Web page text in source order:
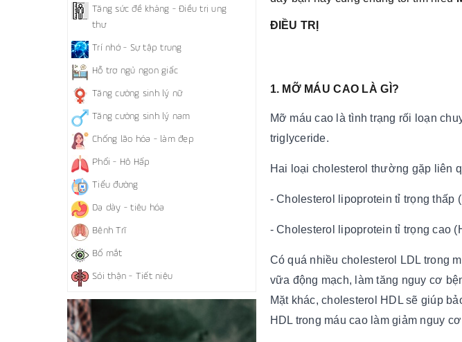
ĐIỀU TRỊ
1. MỠ MÁU CAO LÀ GÌ?
Mỡ máu cao là tình trạng rối loạn
triglyceride.
Hai loại cholesterol thường gặp liên
- Cholesterol lipoprotein tỉ trọng thấp
- Cholesterol lipoprotein tỉ trọng cao
Có quá nhiều cholesterol LDL trong
vữa động mạch, làm tăng nguy cơ
Mặt khác, cholesterol HDL sẽ giúp
HDL trong máu cao làm giảm nguy
Tăng sức đề kháng - Điều trị ung
thư
Trí nhớ - Sự tập trung
Hỗ trợ ngủ ngon giấc
Tăng cường sinh lý nữ
Tăng cường sinh lý nam
Chống lão hóa - làm đẹp
Phổi - Hô Hấp
Tiểu đường
Dạ dày - tiêu hóa
Bệnh Trĩ
Bổ mắt
Sỏi thận - Tiết niệu